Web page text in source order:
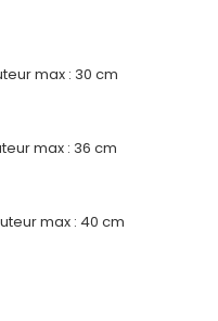
max : 30 cm
max : 36 cm
max : 40 cm